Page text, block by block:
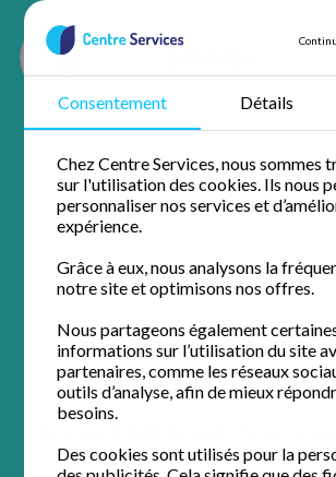
Consentement Détails
Chez Centre Services, nous sommes
sur l'utilisation des cookies. Ils nous
personnaliser nos services et
expérience.
Grâce à eux, nous analysons la
notre site et optimisons nos offres.
Nous partageons également
informations sur l’utilisation du site
partenaires, comme les réseaux
outils d’analyse, afin de mieux
besoins.
Des cookies sont utilisés pour la
Repassage Amilly
Repassage à
Amilly
agence de proximité pour un domicile